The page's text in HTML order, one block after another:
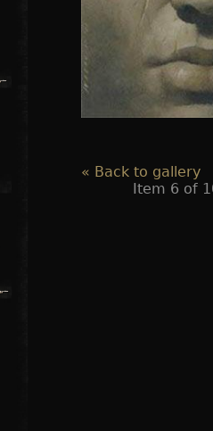
« Back to gallery
Item 6 of